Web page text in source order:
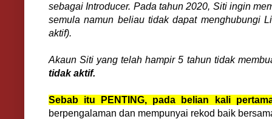
sebagai Introducer. Pada tahun 2020, Siti ingin
semula namun beliau tidak dapat menghubungi
aktif).
Akaun Siti yang telah hampir 5 tahun tidak
tidak aktif.
Sebab itu PENTING, pada belian kali
berpengalaman dan mempunyai rekod baik